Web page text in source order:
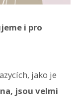
i pro
jako je
jsou velmi